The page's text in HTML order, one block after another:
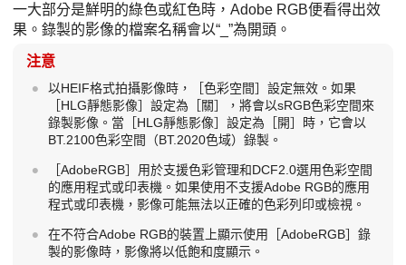
一大部分是鮮明的綠色或紅色時，Adobe RGB便看得出效
果。錄製的影像的檔案名稱會以“_”為開頭。
注意
以HEIF格式拍攝影像時， ［色彩空間］ 設定無效。如果
［HLG靜態影像］ 設定為 ［關］
，將會以sRGB色彩空間來
錄製影像。當 ［HLG靜態影像］ 設定為 ［開］
時，它會以
BT.2100色彩空間（BT.2020色域）錄製。
［AdobeRGB］ 用於支援色彩管理和DCF2.0選用色彩空間
的應用程式或印表機。如果使用不支援Adobe RGB的應用
程式或印表機，影像可能無法以正確的色彩列印或檢視。
在不符合Adobe RGB的裝置上顯示使用 ［AdobeRGB］ 錄
製的影像時，影像將以低飽和度顯示。